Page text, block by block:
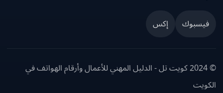
إكس
© 2024 كويت تل - الدليل المهني للأعمال وأرقام الهواتف في